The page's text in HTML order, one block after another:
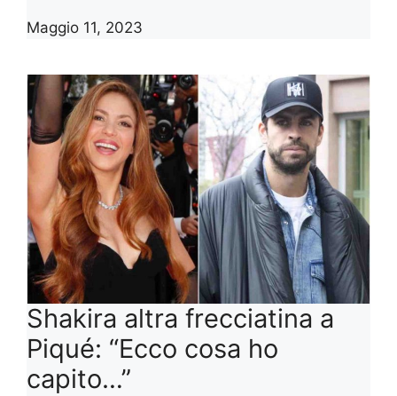
Maggio 11, 2023
Shakira altra frecciatina a
Piqué: “Ecco cosa ho
capito…”